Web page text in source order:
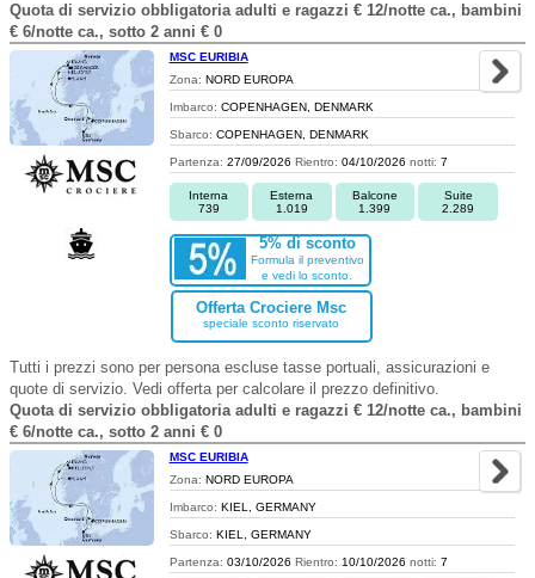
Quota di servizio obbligatoria adulti e ragazzi € 12/notte ca., bambini
€ 6/notte ca., sotto 2 anni € 0
MSC EURIBIA
Zona: NORD EUROPA
Imbarco: COPENHAGEN, DENMARK
Sbarco: COPENHAGEN, DENMARK
Partenza: 27/09/2026 Rientro: 04/10/2026 notti: 7
Interna
739
Esterna
1.019
Balcone
1.399
Suite
2.289
5% di sconto
Formula il preventivo
e vedi lo sconto.
Offerta Crociere Msc
speciale sconto riservato
Tutti i prezzi sono per persona escluse tasse portuali, assicurazioni e
quote di servizio. Vedi offerta per calcolare il prezzo definitivo.
Quota di servizio obbligatoria adulti e ragazzi € 12/notte ca., bambini
€ 6/notte ca., sotto 2 anni € 0
MSC EURIBIA
Zona: NORD EUROPA
Imbarco: KIEL, GERMANY
Sbarco: KIEL, GERMANY
Partenza: 03/10/2026 Rientro: 10/10/2026 notti: 7